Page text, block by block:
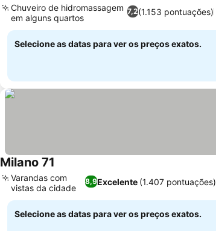
7,2(1.153 pontuações)
Chuveiro de hidromassagem
em alguns quartos
Selecione as datas para ver os preços exatos.
Milano 71
8,9Excelente (1.407 pontuações)
Varandas com
vistas da cidade
Selecione as datas para ver os preços exatos.